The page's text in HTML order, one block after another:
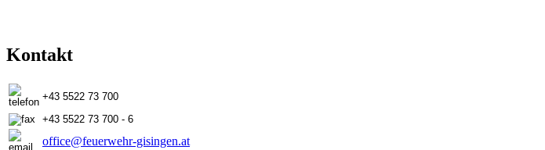
Kontakt
+43 5522 73 700
+43 5522 73 700 - 6
office@feuerwehr-gisingen.at